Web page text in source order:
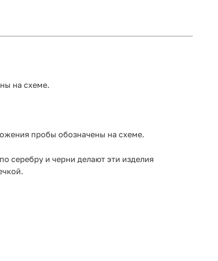
на схеме.
пробы обозначены на схеме.
серебру и черни делают эти изделия